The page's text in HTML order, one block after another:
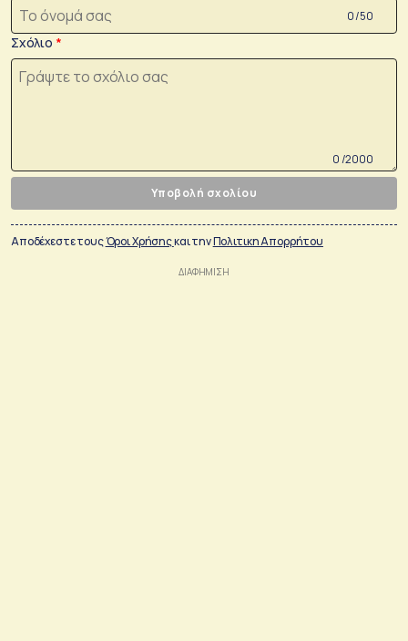
0 /50
Σχόλιο
0 /2000
Υποβολή σχολίου
Αποδέχεστε τουςΌροι Χρήσηςκαι τηνΠολιτικη Απορρήτου